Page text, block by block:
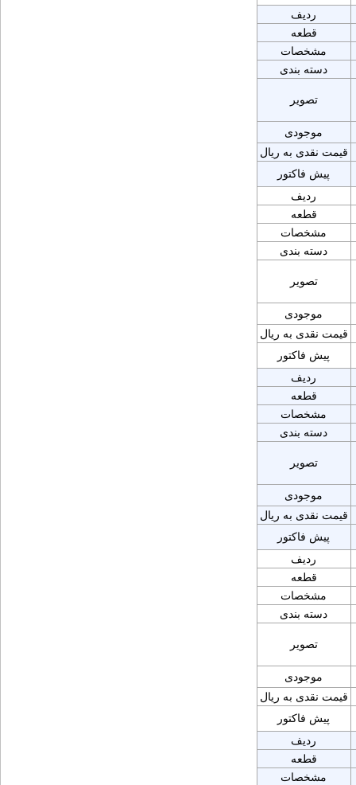
ردیف
قطعه
مشخصات
دسته بندی
تصویر
موجودی
قیمت نقدی به ریال
پیش فاکتور
ردیف
قطعه
مشخصات
دسته بندی
تصویر
موجودی
قیمت نقدی به ریال
پیش فاکتور
ردیف
قطعه
مشخصات
دسته بندی
تصویر
موجودی
قیمت نقدی به ریال
پیش فاکتور
ردیف
قطعه
مشخصات
دسته بندی
تصویر
موجودی
قیمت نقدی به ریال
پیش فاکتور
ردیف
قطعه
مشخصات